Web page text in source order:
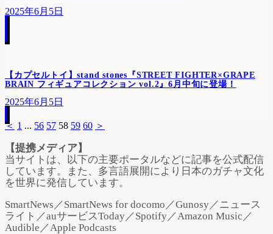
2025年6月5日
【カプセルトイ】stand stones『STREET FIGHTER×GRAPE
BRAIN フィギュアコレクション vol.2』6月中旬に登場！
2025年6月5日
＜ 1 ... 56 57 58 59 60 ＞
【提携メディア】
当サイトは、以下の主要ポータルなどに記事を公式配信
しています。また、多言語展開により日本のガチャ文化
を世界に発信しています。
SmartNews／SmartNews for docomo／Gunosy／ニュース
ライト／auサービスToday／Spotify／Amazon Music／
Audible／Apple Podcasts